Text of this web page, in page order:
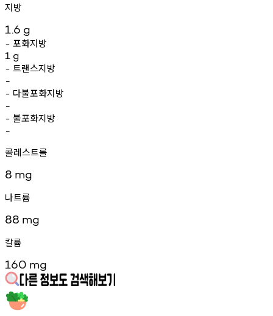
지방
1.6 g
- 포화지방
1 g
- 트랜스지방
-
- 다불포화지방
-
- 불포화지방
-
콜레스트롤
8 mg
나트륨
88 mg
칼륨
160 mg